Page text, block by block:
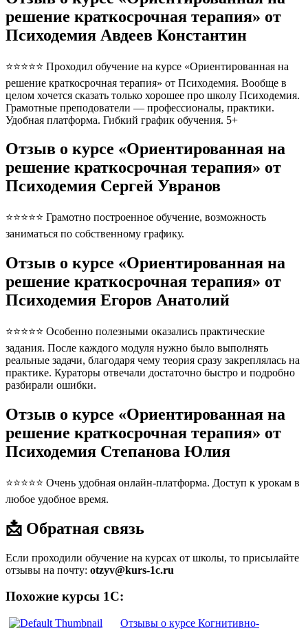
решение краткосрочная терапия» от
Психодемия Авдеев Константин
⭐⭐⭐⭐⭐ Проходил обучение на курсе «Ориентированная на
решение краткосрочная терапия» от Психодемия. Вообще в
целом хочется сказать только хорошее про школу Психодемия.
Грамотные преподователи — профессионалы, практики.
Удобная платформа. Гибкий график обучения. 5+
Отзыв о курсе «Ориентированная на
решение краткосрочная терапия» от
Психодемия Сергей Увранов
⭐⭐⭐⭐⭐ Грамотно построенное обучение, возможность
заниматься по собственному графику.
Отзыв о курсе «Ориентированная на
решение краткосрочная терапия» от
Психодемия Егоров Анатолий
⭐⭐⭐⭐⭐ Особенно полезными оказались практические
задания. После каждого модуля нужно было выполнять
реальные задачи, благодаря чему теория сразу закреплялась на
практике. Кураторы отвечали достаточно быстро и подробно
разбирали ошибки.
Отзыв о курсе «Ориентированная на
решение краткосрочная терапия» от
Психодемия Степанова Юлия
⭐⭐⭐⭐⭐ Очень удобная онлайн-платформа. Доступ к урокам в
любое удобное время.
📩 Обратная связь
Если проходили обучение на курсах от школы, то присылайте
отзывы на почту: otzyv@kurs-1c.ru
Похожие курсы 1С:
Отзывы о курсе Когнитивно-